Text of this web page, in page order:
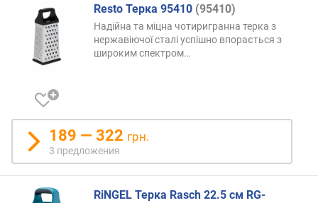
Resto Терка 95410 (95410)
Надійна та міцна чотиригранна терка з
нержавіючої сталі успішно впорається з
широкимспектром…
189 — 322 грн.
3 предложения
RiNGEL Терка Rasch 22.5 см RG-